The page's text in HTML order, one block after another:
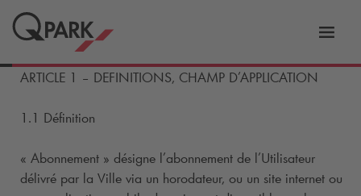
vers
ARTICLE 1 – DEFINITIONS, CHAMP D’APPLICATION
1.1 Définition
« Abonnement » désigne l’abonnement de l’Utilisateur
délivré par la Ville via un horodateur, ou un site internet ou